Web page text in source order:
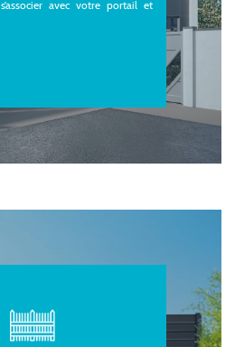
avec votre portail et